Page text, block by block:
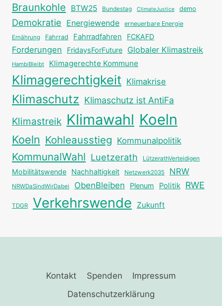
Braunkohle BTW25 Bundestag ClimateJustice demo
Demokratie Energiewende erneuerbare Energie
Ernährung Fahrrad Fahrradfahren FCKAFD
Forderungen FridaysForFuture Globaler Klimastreik
HambiBleibt Klimagerechte Kommune
Klimagerechtigkeit Klimakrise
Klimaschutz Klimaschutz ist AntiFa
Klimastreik Klimawahl Koeln
Koeln Kohleausstieg Kommunalpolitik
KommunalWahl Luetzerath LützerathVerteidigen
Mobilitätswende Nachhaltigkeit Netzwerk2035 NRW
NRWDaSindWirDabei ObenBleiben Plenum Politik RWE
TDGR Verkehrswende Zukunft
Kontakt Spenden
Impressum
Datenschutzerklärung